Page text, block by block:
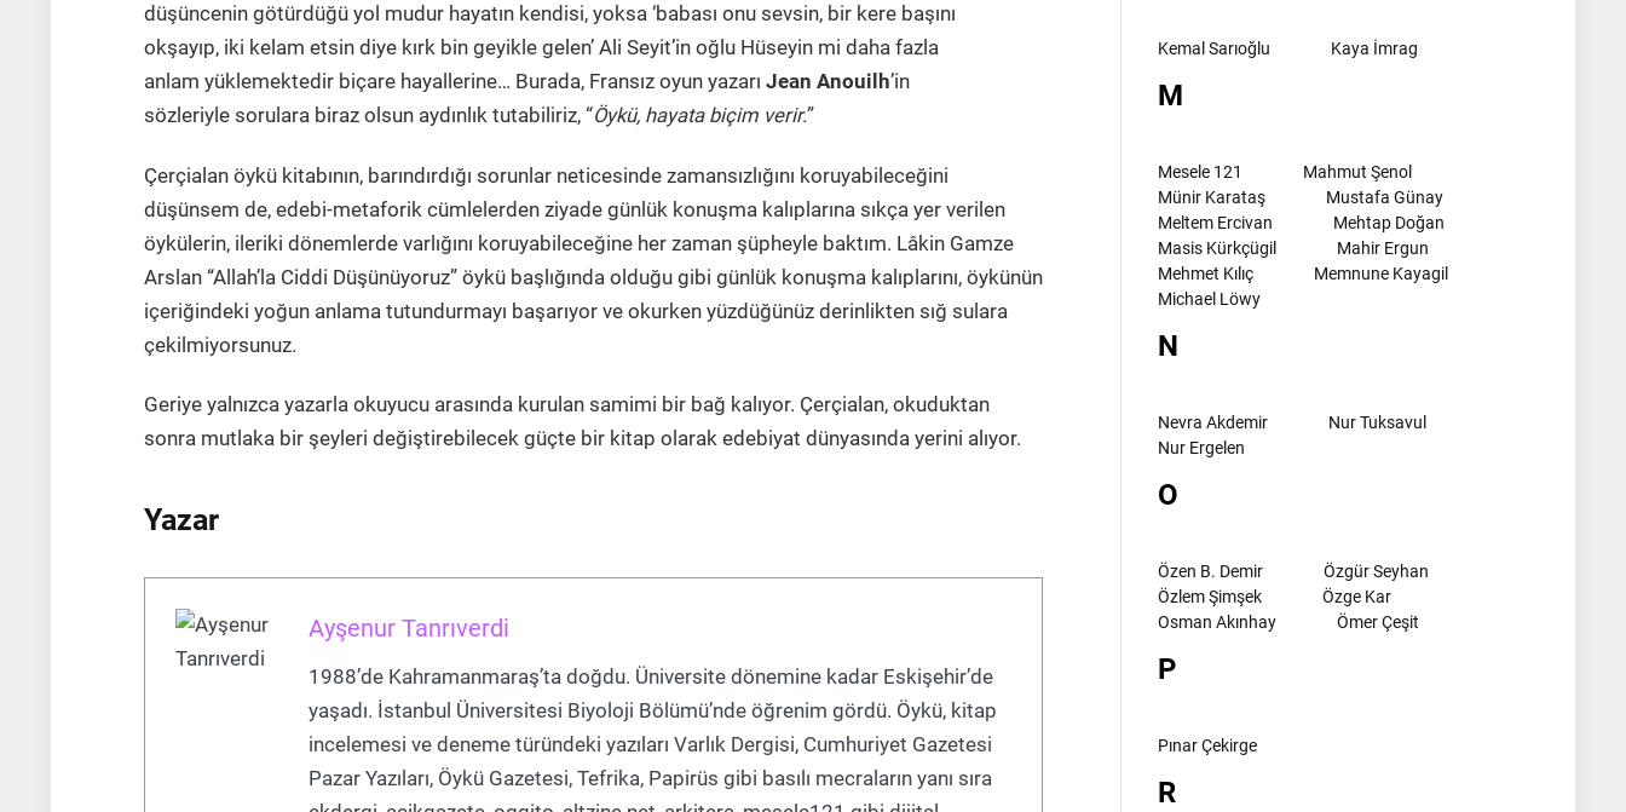
düşüncenin götürdüğü yol mudur hayatın kendisi, yoksa ‘babası onu sevsin, bir kere başını
okşayıp, iki kelam etsin diye kırk bin geyikle gelen’ Ali Seyit’in oğlu Hüseyin mi daha fazla
anlam yüklemektedir biçare hayallerine… Burada, Fransız oyun yazarı Jean Anouilh’in
sözleriyle sorulara biraz olsun aydınlık tutabiliriz, “Öykü, hayata biçim verir.”
Çerçialan öykü kitabının, barındırdığı sorunlar neticesinde zamansızlığını koruyabileceğini
düşünsem de, edebi-metaforik cümlelerden ziyade günlük konuşma kalıplarına sıkça yer verilen
öykülerin, ileriki dönemlerde varlığını koruyabileceğine her zaman şüpheyle baktım. Lâkin Gamze
Arslan “Allah’la Ciddi Düşünüyoruz” öykü başlığında olduğu gibi günlük konuşma kalıplarını, öykünün
içeriğindeki yoğun anlama tutundurmayı başarıyor ve okurken yüzdüğünüz derinlikten sığ sulara
çekilmiyorsunuz.
Geriye yalnızca yazarla okuyucu arasında kurulan samimi bir bağ kalıyor. Çerçialan, okuduktan
sonra mutlaka bir şeyleri değiştirebilecek güçte bir kitap olarak edebiyat dünyasında yerini alıyor.
Yazar
Ayşenur Tanrıverdi
1988’de Kahramanmaraş’ta doğdu. Üniversite dönemine kadar Eskişehir’de
yaşadı. İstanbul Üniversitesi Biyoloji Bölümü’nde öğrenim gördü. Öykü, kitap
incelemesi ve deneme türündeki yazıları Varlık Dergisi, Cumhuriyet Gazetesi
Pazar Yazıları, Öykü Gazetesi, Tefrika, Papirüs gibi basılı mecraların yanı sıra
Kemal Sarıoğlu Kaya İmrag
M
Mesele 121
Mahmut Şenol
Münir Karataş
Mustafa Günay
Meltem Ercivan
Mehtap Doğan
Masis Kürkçügil
Mahir Ergun
Mehmet Kılıç
Memnune Kayagil
Michael Löwy
N
Nevra Akdemir
Nur Tuksavul
Nur Ergelen
O
Özen B. Demir
Özgür Seyhan
Özlem Şimşek
Özge Kar
Osman Akınhay
Ömer Çeşit
P
Pınar Çekirge
R